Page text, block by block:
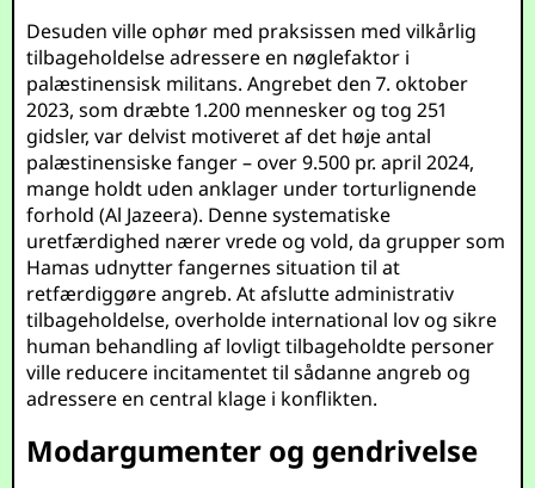
Desuden ville ophør med praksissen med vilkårlig
tilbageholdelse adressere en nøglefaktor i
palæstinensisk militans. Angrebet den 7. oktober
2023, som dræbte 1.200 mennesker og tog 251
gidsler, var delvist motiveret af det høje antal
palæstinensiske fanger – over 9.500 pr. april 2024,
mange holdt uden anklager under torturlignende
forhold (Al Jazeera). Denne systematiske
uretfærdighed nærer vrede og vold, da grupper som
Hamas udnytter fangernes situation til at
retfærdiggøre angreb. At afslutte administrativ
tilbageholdelse, overholde international lov og sikre
human behandling af lovligt tilbageholdte personer
ville reducere incitamentet til sådanne angreb og
adressere en central klage i konflikten.
Modargumenter og gendrivelse